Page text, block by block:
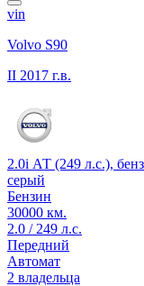
vin
Volvo S90
II 2017 г.в.
2.0i АТ (249 л.с.),
серый
Бензин
30000 км.
2.0 / 249 л.с.
Передний
Автомат
2 владельца